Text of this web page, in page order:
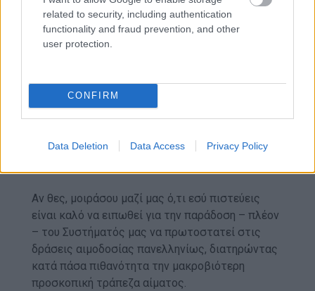
related to security, including authentication
functionality and fraud prevention, and other
user protection.
CONFIRM
Data Deletion Data Access Privacy Policy
αιμοδοσίας δεν έχει ισχυρό κοινωνικό
αποτύπωμα, ξεχνώντας πως η πραγματική
δύναμη της προσφοράς είναι η εκπαίδευση στον
Η διοίκηση του Σώματος, περιφερειακή και
κεντρική, έδειξε ενδιαφέρον για τη δράση;
χρόνο, επιμονή και υπομονή για να καθιερωθεί
Αν θες, μοιράσου μαζί μας ό,τι εσύ πιστεύεις
είναι καλό να ειπωθεί για την παράδοση – πλέον
– του Συστήματός μας να πρωτοστατεί στις
δράσεις αιμοδοσίας πανελληνίως, διατηρώντας
κατά πάσα πιθανότητα την μακροβιότερη
προσκοπική τράπεζα αίματος.